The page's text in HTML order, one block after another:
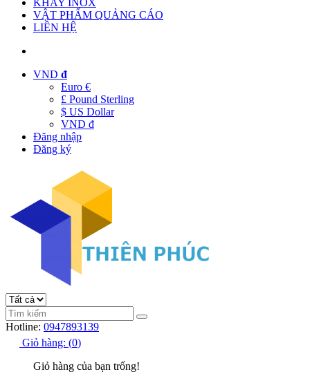
KHAY INOX
VẬT PHẨM QUẢNG CÁO
LIÊN HỆ
VND đ
Euro €
£ Pound Sterling
$ US Dollar
VND đ
Đăng nhập
Đăng ký
Hotline: 0947893139
Giỏ hàng: (0)
Giỏ hàng của bạn trống!